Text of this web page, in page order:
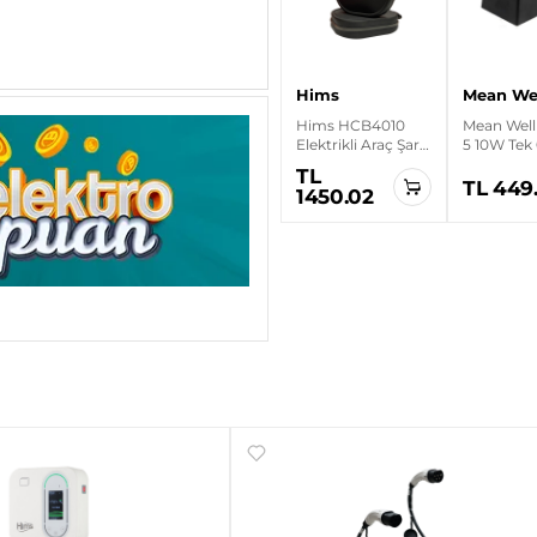
Hims
Hims HCB4010
Elektrikli Araç Şarj
Kablosu Çantası
TL
1450.02
Mean
Mean
5 10W Tek
Kaynağı
TL